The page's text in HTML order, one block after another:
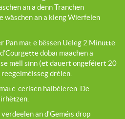
an a dënn Tranchen
wäschen an a kleng Wierfelen
Pan mat e bëssen Ueleg 2 Minutte
dobai maachen a
mëll sinn (et dauert ongeféiert 20
dréien.
cerisen halbéieren. De
an d‘Geméis drop